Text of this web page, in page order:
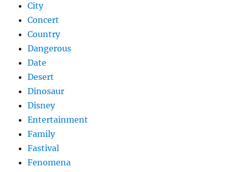
City
Concert
Country
Dangerous
Date
Desert
Dinosaur
Disney
Entertainment
Family
Fastival
Fenomena